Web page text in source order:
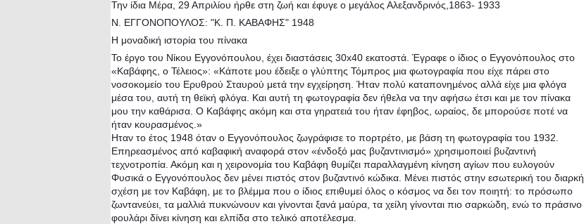
Την ίδια Μέρα, 29 Απριλίου ήρθε στη ζωή και έφυγε ο μεγάλος Αλεξανδρινός,1863- 1933
Ν. ΕΓΓΟΝΟΠΟΥΛΟΣ: "Κ. Π. ΚΑΒΑΦΗΣ" 1948
Η μοναδική ιστορία του πίνακα
Το έργο του Νίκου Εγγονόπουλου, έχει διαστάσεις 30x40 εκατοστά. Έγραφε ο ίδιος ο Εγγονόπουλος στο
«Καβάφης, ο Τέλειος»: «Κάποτε μου έδειξε ο γλύπτης Τόμπρος μια φωτογραφία που είχε πάρει στο
νοσοκομείο του Ερυθρού Σταυρού μετά την εγχείρηση. Ήταν πολύ καταπονημένος αλλά είχε μια φλόγα
μέσα του, αυτή τη θεϊκή φλόγα. Και αυτή τη φωτογραφία δεν ήθελα να την αφήσω έτσι και με τον πίνακα
μου την καθάρισα. Ο Καβάφης ακόμη και στα γηρατειά του ήταν έφηβος, ωραίος, δε μπορούσε ποτέ να
ήταν κουρασμένος.»
Ηταν το έτος 1948 όταν ο Εγγονόπουλος ζωγράφισε το πορτρέτο, με βάση τη φωτογραφία του 1932.
Επηρεασμένος από καβαφική αναφορά στον «ένδοξό μας βυζαντινισμό» χρησιμοποιεί βυζαντινή
τεχνοτροπία. Ακόμη και η χειρονομία του Καβάφη θυμίζει παραλλαγμένη κίνηση αγίων που ευλογούν
Φυσικά ο Εγγονόπουλος δεν μένει πιστός στον βυζαντινό κώδικα. Μένει πιστός στην εσωτερική του διαρκή
σχέση με τον Καβάφη, με το βλέμμα που ο ίδιος επιθυμεί όλος ο κόσμος να δει τον ποιητή: το πρόσωπο
ζωντανεύει, τα μαλλιά πυκνώνουν και γίνονται ξανά μαύρα, τα χείλη γίνονται πιο σαρκώδη, ενώ το πράσινο
φουλάρι δίνει κίνηση και ελπίδα στο τελικό αποτέλεσμα.